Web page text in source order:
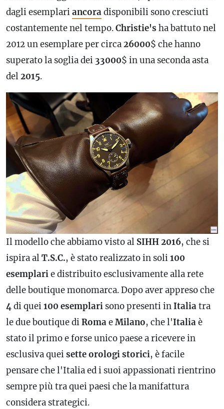
dagli esemplariancoradisponibili sono cresciuti
costantemente nel tempo.Christie's ha battuto nel
2012 un esemplare per circa26000$ che hanno
superato la soglia dei 33000$ in una seconda asta
del2015.
Il modello che abbiamo visto al SIHH2016, che si
ispira alT.S.C., è stato realizzato in soli100
esemplarie distribuito esclusivamente alla rete
delle boutique monomarca. Dopo aver appreso che
4di quei100 esemplari sono presenti inItaliatra
le due boutique diRomaeMilano, che l'Italiaè
stato il primo e forse unico paese a ricevere in
esclusiva queisetteorologistorici, è facile
pensare che l'Italia ed i suoi appassionati rientrino
sempre più tra quei paesi che la manifattura
considera strategici.